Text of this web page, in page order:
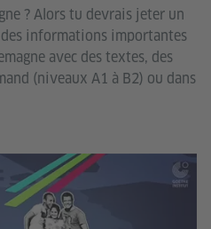
? Alors tu devrais jeter un
informations importantes
avec des textes, des
(niveaux A1 à B2) ou dans